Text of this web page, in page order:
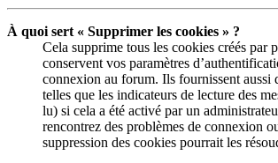
À quoi sert « Supprimer les cookies » ?
Cela supprime tous les cookies créés par
conservent vos paramètres
connexion au forum. Ils fournissent aussi
telles que les indicateurs de lecture des
lu) si cela a été activé par un
rencontrez des problèmes de connexion
suppression des cookies pourrait les